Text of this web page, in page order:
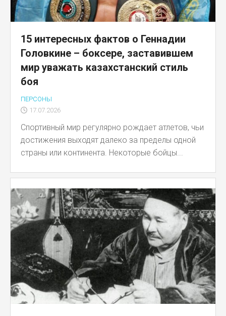
15 интересных фактов о Геннадии
Головкине – боксере, заставившем
мир уважать казахстанский стиль
боя
ПЕРСОНЫ
17.07.2026
Спортивный мир регулярно рождает атлетов, чьи
достижения выходят далеко за пределы одной
страны или континента. Некоторые бойцы...